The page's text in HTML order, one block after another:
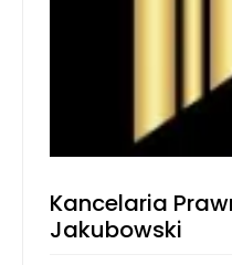
Kancelaria
Jakubowski